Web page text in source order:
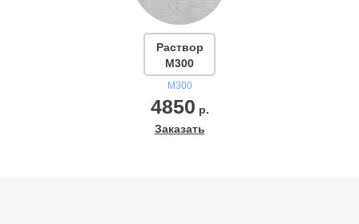
Раствор
М300
М300
4850 р.
Заказать